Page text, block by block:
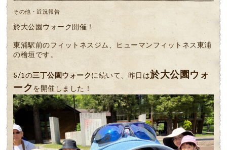
その他・近況報告
於大公園ウォーク開催！
東浦駅前のフィットネスジム、ヒューマンフィットネス東浦
の檜垣です。
5/1の三丁公園ウォークに続いて、昨日は於大公園ウォ
ークを開催しました！